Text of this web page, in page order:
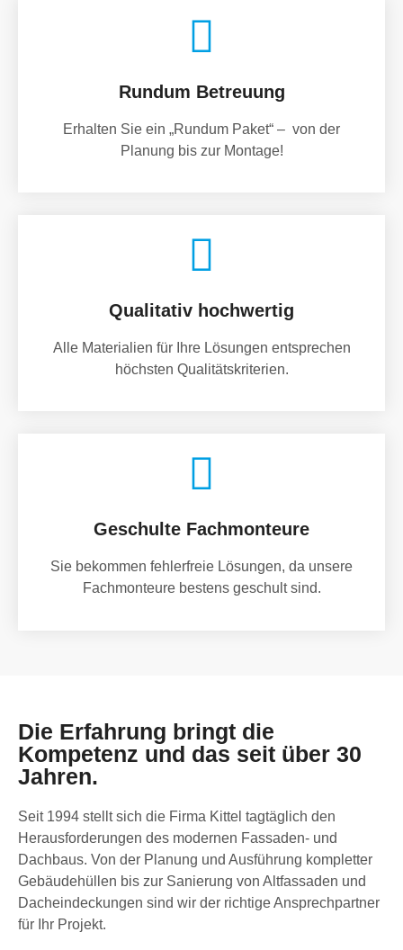
Rundum Betreuung
Erhalten Sie ein „Rundum Paket“ – von der
Planung bis zur Montage!
Qualitativ hochwertig
Alle Materialien für Ihre Lösungen entsprechen
höchsten Qualitätskriterien.
Geschulte Fachmonteure
Sie bekommen fehlerfreie Lösungen, da unsere
Fachmonteure bestens geschult sind.
Die Erfahrung bringt die
Kompetenz und das seit über 30
Jahren.
Seit 1994 stellt sich die Firma Kittel tagtäglich den
Herausforderungen des modernen Fassaden- und
Dachbaus. Von der Planung und Ausführung kompletter
Gebäudehüllen bis zur Sanierung von Altfassaden und
Dacheindeckungen sind wir der richtige Ansprechpartner
für Ihr Projekt.